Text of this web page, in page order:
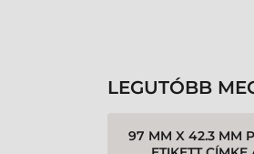
LEGUTÓBB
97 MM X 42.3 MM